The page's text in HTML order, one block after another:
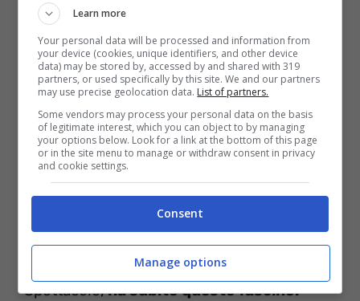
prima volta in pubblico la meravigliosa
Carmen Russo. Già bellissima e sensuale,
era certamentemolto diversada come la
possiamo ammirare oggi. Ma al di là delle
sue chiome, che oggi ama portarle bionde e
con un taglio scalato, sbarazzino e finto
spettinato, che tanto va di Moda, ciò che è
cambiato in lei è dovuto a
ritocchino. Eh sì, anche lei, come molte
altre donne del vasto mondo dello
Spettacolo,ha subito questo fascino.
Learn more
Your personal data will be processed and information from
your device (cookies, unique identifiers, and other device
data) may be stored by, accessed by and shared with 319
partners, or used specifically by this site. We and our partners
may use precise geolocation data. List of partners.
Some vendors may process your personal data on the basis
of legitimate interest, which you can object to by managing
your options below. Look for a link at the bottom of this page
or in the site menu to manage or withdraw consent in privacy
and cookie settings.
Consent
Manage options